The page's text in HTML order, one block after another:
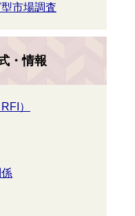
市場調査
・情報
）